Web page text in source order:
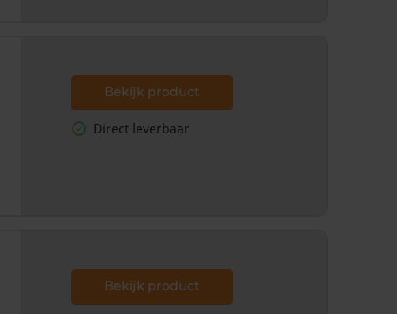
Bekijk product
Direct leverbaar
Bekijk product